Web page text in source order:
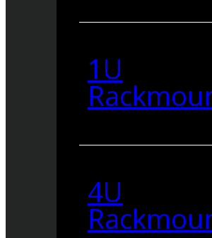
1U
4U